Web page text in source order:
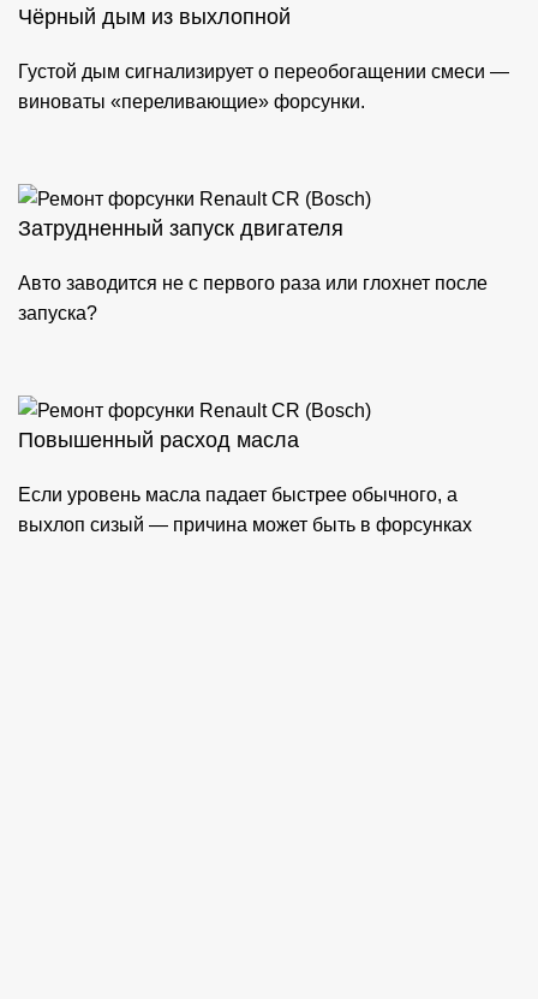
Чёрный дым из выхлопной
Густой дым сигнализирует о переобогащении смеси —
виноваты «переливающие» форсунки.
Затрудненный запуск двигателя
Авто заводится не с первого раза или глохнет после
запуска?
Повышенный расход масла
Если уровень масла падает быстрее обычного, а
выхлоп сизый — причина может быть в форсунках